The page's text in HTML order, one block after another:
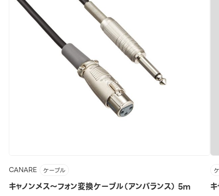
CANARE ケーブル
キャノンメス～フォン変換ケーブル（アンバランス） 5m